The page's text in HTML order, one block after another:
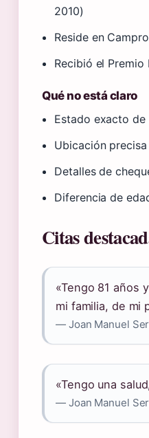
2010)
Reside en
Recibió el
Qué no está claro
Estado exacto de
Ubicación
Detalles de
Diferencia de
Citas
«Tengo 81 años
mi familia, de mi
— Joan Manuel
«Tengo una
— Joan Manuel